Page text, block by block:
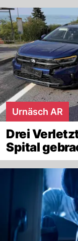
Urnäsch AR
Drei
Spital